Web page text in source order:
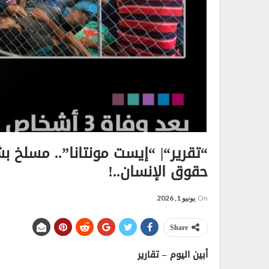
“تقرير“| “إيست مونتانا”..
حقوق الإنسان..!
On يونيو 1, 2026
Share
أبين اليوم – تقارير